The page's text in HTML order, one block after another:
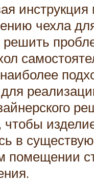
инструкция
чехла
чтобы
в
помещении